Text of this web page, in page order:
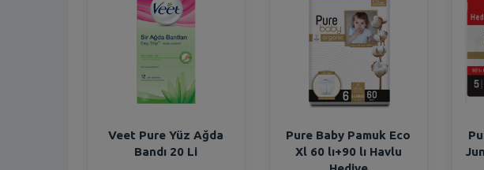
Veet Pure Yüz Ağda
Bandı 20 Li
Pure Baby Pamuk Eco
Xl 60 lı+90 lı Havlu